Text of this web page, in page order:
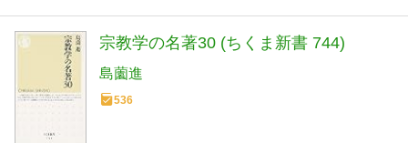
宗教学の名著30 (ちくま新書 744)
島薗進
536